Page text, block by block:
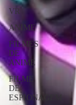
VR
ANIME
FILMES
DE
ANIME
FILME
DE
ESPIONAGEM